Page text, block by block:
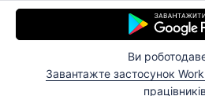
Ви
Завантажте застосунок
© 2006–2026 Work.ua. Сервіс